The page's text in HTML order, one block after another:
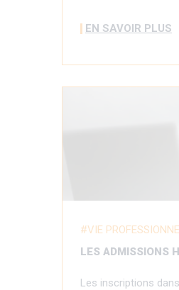
EN SAVOIR PLUS
VIE
LES ADMISSIONS
Les inscriptions